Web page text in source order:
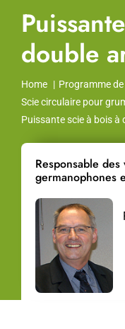
double
Home
Programme
Scie circulaire pour
Puissante scie à bois à
Responsable
germanophones